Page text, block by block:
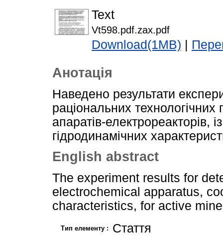
Text
Vt598.pdf.zax.pdf
Download(1MB) |
Анотація
Наведено результати
раціональних технологічних
апаратів-електрореакторів,
гідродинамічних
English abstract
The experiment results for
electrochemical apparatus,
characteristics, for active
Тип елементу : Стаття